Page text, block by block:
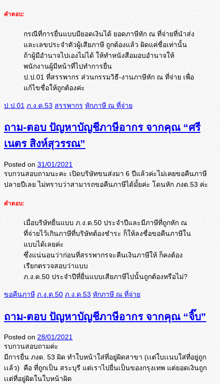
คำตอบ:
กรณีที่การยื่นแบบมียอดเงินได้ ยอดภาษีหัก ณ ที่จ่ายที่นำส่ง
และเลขประจำตัวผู้เสียภาษี ถูกต้องแล้ว ผิดแค่ชื่อเท่านั้น
ถ้าผู้มีอำนาจไปเองไม่ได้ ให้ทำหนังสือมอบอำนาจให้
พนักงานผู้มีหน้าที่ไปทำการยื่น
ป.ป.01 ที่สรรพากร ส่วนกรรมวิธี-งานภาษีหัก ณ ที่จ่าย เพื่อ
แก้ไขชื่อให้ถูกต้องค่ะ
ป.ป.01 ภ.ง.ด.53 สรรพากร หักภาษี ณ ที่จ่าย
ถาม-ตอบ ปัญหาบัญชีภาษีอากร จากคุณ “ศรี
เนตร สิงห์สุวรรณ”
Posted on 31/01/2021
รบกวนสอบถามนะคะ เปิดบริษัทขนส่งมา 6 ปีแล้วค่ะไม่เคยขอคืนภาษี
ปลายปีเลย ไม่ทราบว่าสามารถขอคืนภาษีได้มั้ยค่ะ โดนหัก ภงด.53 ค่ะ
คำตอบ:
เมื่อบริษัทยื่นแบบ ภ.ง.ด.50 ประจำปีและมีภาษีที่ถูกหัก ณ
ที่จ่ายไว้เกินภาษีที่บริษัทต้องชำระ ก็ให้ลงชื่อขอคืนภาษีใน
แบบได้เลยค่ะ
ซึ่งแน่นอนว่าก่อนที่สรรพากรจะคืนเงินภาษีให้ ก็คงต้อง
เรียกตรวจสอบว่าแบบ
ภ.ง.ด.50 ประจำปีที่ยื่นแบบเสียภาษีไปนั้นถูกต้องหรือไม่?
ขอคืนภาษี ภ.ง.ด.50 ภ.ง.ด.53 หักภาษี ณ ที่จ่าย
ถาม-ตอบ ปัญหาบัญชีภาษีอากร จากคุณ “จิ๊บ”
Posted on 28/01/2021
รบกวนสอบถามค่ะ
มีการยื่น ภงด. 53 ผิด ทำใบหน้าใส่ที่อยู่ผิดสาขา (เเต่ใบเเนบใส่ที่อยู่ถูก
เเล้ว) คือ ที่ถูกเป็น สระบุรี แต่เราไปยื่นเป็นของกรุงเทพ แต่ยอดเงินถูก
เเต่ที่อยู่ผิดในใบหน้าผิด